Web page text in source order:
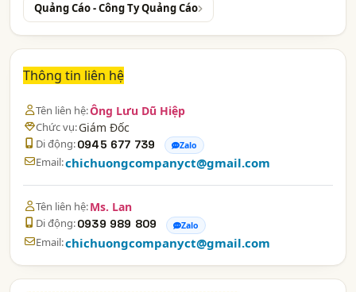
Quảng Cáo - Công Ty Quảng Cáo
Thông tin liên hệ
Tên liên hệ:Ông Lưu Dũ Hiệp
Chức vụ:Giám Đốc
Di động:0945 677 739 Zalo
Email:chichuongcompanyct@gmail.com
Tên liên hệ:Ms. Lan
Di động:0939 989 809 Zalo
Email:chichuongcompanyct@gmail.com